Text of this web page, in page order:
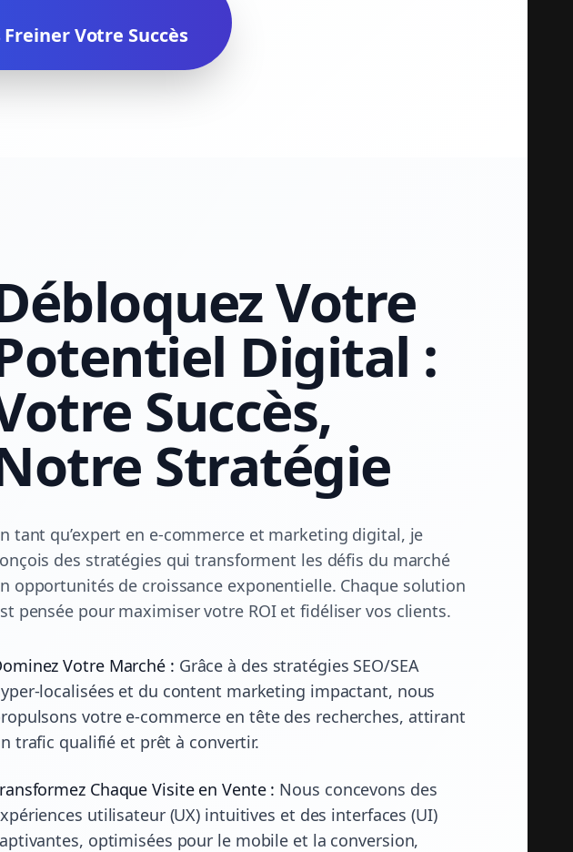
Freiner Votre Succès
Votre
Digital :
Succès,
Stratégie
tant qu’expert en e-commerce et marketing digital, je
des stratégies qui transforment les défis du marché
opportunités de croissance exponentielle. Chaque solution
pensée pour maximiser votre ROI et fidéliser vos clients.
Votre Marché : Grâce à des stratégies SEO/SEA
localisées et du content marketing impactant, nous
votre e-commerce en tête des recherches, attirant
trafic qualifié et prêt à convertir.
Chaque Visite en Vente : Nous concevons des
utilisateur (UX) intuitives et des interfaces (UI)
optimisées pour le mobile et la conversion,